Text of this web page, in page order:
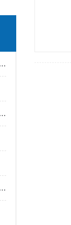
人工气候恒温培养箱使用前需要做哪些工作
实验室电热恒温培养箱的使用为实验提供了一个稳定的环境
上海锦玟：马弗炉进行灰分检测的注意事项